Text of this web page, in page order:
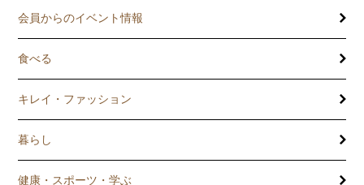
会員からのイベント情報
食べる
キレイ・ファッション
暮らし
健康・スポーツ・学ぶ